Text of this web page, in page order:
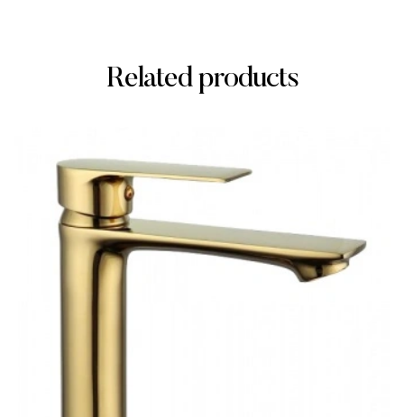
Related products